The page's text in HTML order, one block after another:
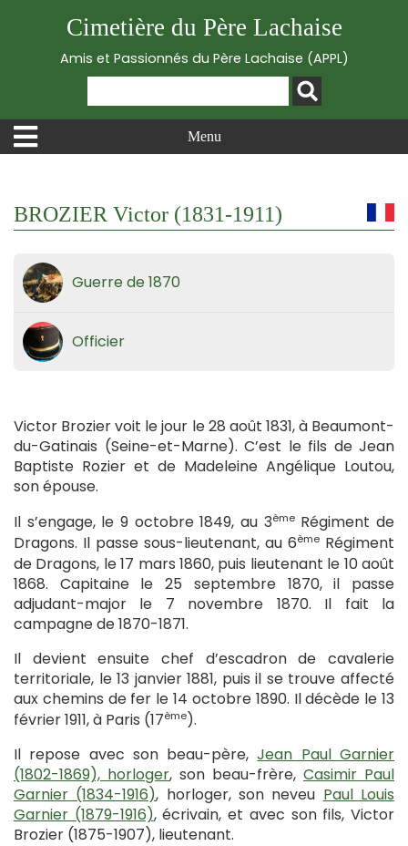
Cimetière du Père Lachaise
Amis et Passionnés du Père Lachaise (APPL)
Menu
BROZIER Victor (1831-1911)
Guerre de 1870
Officier
Victor Brozier voit le jour le 28 août 1831, à Beaumont-
du-Gatinais (Seine-et-Marne). C’est le fils de Jean
Baptiste Rozier et de Madeleine Angélique Loutou,
son épouse.
Il s’engage, le 9 octobre 1849, au 3èmeRégiment de
Dragons. Il passe sous-lieutenant, au 6ème Régiment
de Dragons, le 17 mars 1860, puis lieutenant le 10 août
1868. Capitaine le 25 septembre 1870, il passe
adjudant-major le 7 novembre 1870. Il fait la
campagne de 1870-1871.
Il devient ensuite chef d’escadron de cavalerie
territoriale, le 13 janvier 1881, puis il se trouve affecté
aux chemins de fer le 14 octobre 1890. Il décède le 13
février 1911, à Paris (17ème).
Il repose avec son beau-père,Jean Paul Garnier
(1802-1869), horloger, son beau-frère, Casimir Paul
Garnier (1834-1916), horloger, son neveu Paul Louis
Garnier (1879-1916), écrivain, et avec son fils, Victor
Brozier (1875-1907), lieutenant.